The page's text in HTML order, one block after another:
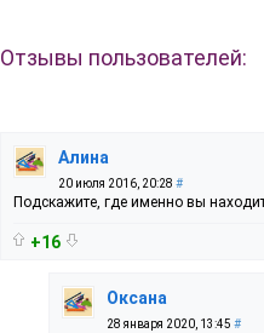
Отзывы пользователей:
Алина
20 июля 2016, 20:28 #
Подскажите, где именно вы
+16
Оксана
28 января 2020, 13:45 #